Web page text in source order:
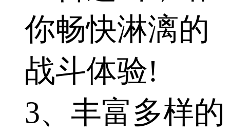
你畅快淋漓的
战斗体验!
3、丰富多样的